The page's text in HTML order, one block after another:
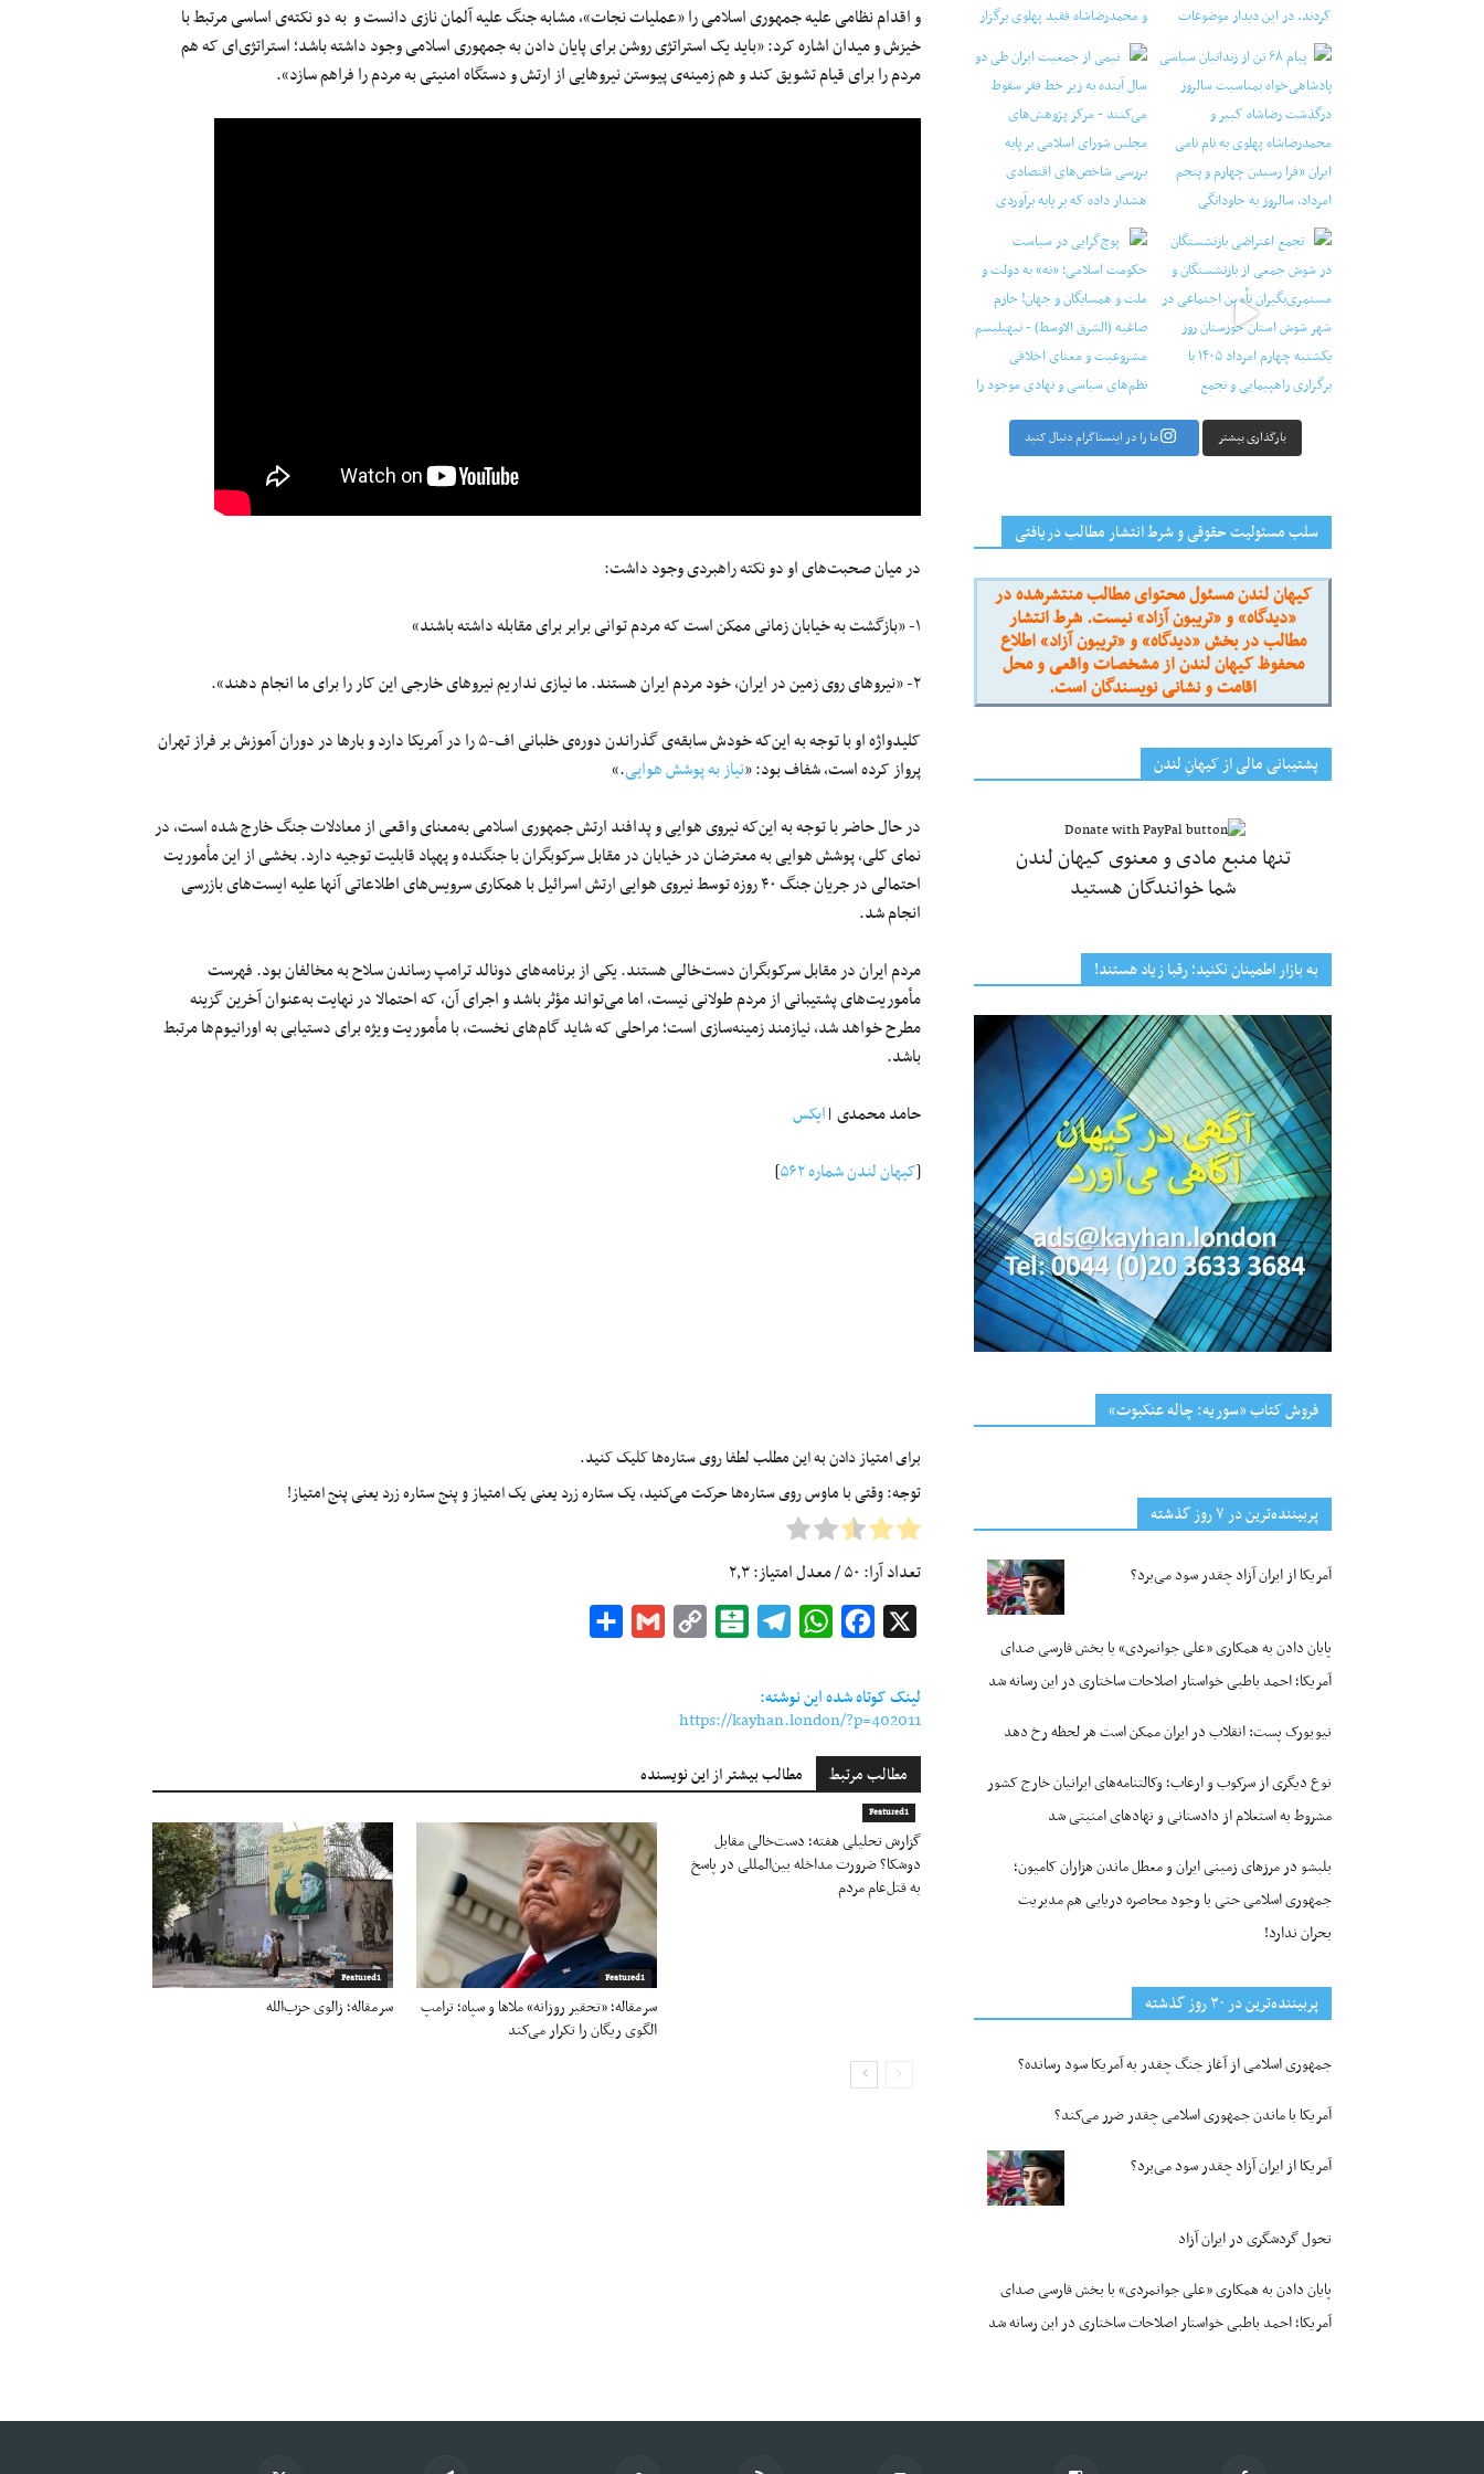
و اقدام نظامی علیه جمهوری اسلامی را «عملیات نجات»، مشابه جنگ علیه آلمان نازی دانست و به دو نکته‌ی اساسی مرتبط با
خیزش و میدان اشاره کرد: «باید یک استراتژی روشن برای پایان دادن به جمهوری اسلامی وجود داشته باشد؛ استراتژی‌ای که هم
مردم را برای قیام تشویق کند و هم زمینه‌ی پیوستن نیروهایی از ارتش و دستگاه امنیتی به مردم را فراهم سازد».
در میان صحبت‌های او دو نکته راهبردی وجود داشت:
۱- «بازگشت به خیابان زمانی ممکن است که مردم توانی برابر برای مقابله داشته باشند»
۲- «نیروهای روی زمین در ایران، خود مردم ایران هستند. ما نیازی نداریم نیروهای خارجی این کار را برای ما انجام دهند».
کلیدواژه او با توجه به این‌که خودش سابقه‌ی گذراندن دوره‌ی خلبانی اف-۵ را در آمریکا دارد و بارها در دوران آموزش بر فراز تهران
پرواز کرده است، شفاف بود: «نیاز به پوشش هوایی.»
در حال حاضر با توجه به این‌که نیروی هوایی و پدافند ارتش جمهوری اسلامی به‌معنای واقعی از معادلات جنگ خارج شده است، در
نمای کلی، پوشش هوایی به معترضان در خیابان در مقابل سرکوبگران با جنگنده و پهپاد قابلیت توجیه دارد. بخشی از این مأموریت
احتمالی در جریان جنگ ۴۰ روزه توسط نیروی هوایی ارتش اسرائیل با همکاری سرویس‌های اطلاعاتی آنها علیه ایست‌های بازرسی
انجام شد.
مردم ایران در مقابل سرکوبگران دست‌خالی هستند. یکی از برنامه‌های دونالد ترامپ رساندن سلاح به مخالفان بود. فهرست
مأموریت‌های پشتیبانی از مردم طولانی نیست، اما می‌تواند مؤثر باشد و اجرای آن، که احتمالا در نهایت به‌عنوان آخرین گزینه
مطرح خواهد شد، نیازمند زمینه‌سازی است؛ مراحلی که شاید گام‌های نخست، با مأموریت ویژه برای دستیابی به اورانیوم‌ها مرتبط
باشد.
حامد محمدی |ایکس
[کیهان لندن شماره ۵۶۲ ]
برای امتیاز دادن به این مطلب لطفا روی ستاره‌ها کلیک کنید.
توجه: وقتی با ماوس روی ستاره‌ها حرکت می‌کنید، یک ستاره زرد یعنی یک امتیاز و پنج ستاره زرد یعنی پنج امتیاز!
تعداد آرا: ۵۰/ معدل امتیاز:۲٫۳
Facebook
WhatsApp
Telegram
Balatarin
Copy
Gmail
لینک کوتاه شده این نوشته:
https://kayhan.london/?p=402011
مطالب مرتبط مطالب بیشتر از این نویسنده
Featured1
سرمقاله؛ زالوی حزب‌الله
Featured1
سرمقاله؛ «تحقیر روزانه» ملاها و سپاه؛ ترامپ
الگوی ریگان را تکرار می‌کند
Featured1
گزارش تحلیلی هفته؛ دست‌خالی مقابل
دوشکا؟ ضرورت مداخله بین‌المللی در پاسخ
به قتل‌عام مردم
‏‏‏ ‏‏ ‏ نیمی از جمعیت ایران طی دو سال آینده به ز
‏‏‏ ‏‏ ‏ پوچ‌گرایی در سیاست حکومت اسلامی؛ «نه» به
بارگذاری بیشتر ما را در اینستاگرام دنبال کنید
سلب مسئولیت حقوقی و شرط انتشار مطالب دریافتی
کیهان لندن مسئول محتوای مطالب منتشرشده در
«دیدگاه» و «تریبون آزاد» نیست. شرط انتشار
مطالب در بخش «دیدگاه» و «تریبون آزاد» اطلاع
محفوظ کیهان لندن از مشخصات واقعی و محل
اقامت و نشانی نویسندگان است.
پشتیبانی مالی از کیهانِ لندن
تنها منبع مادی و معنوی کیهان لندن
شما خوانندگان هستید
به بازار اطمینان نکنید؛ رقبا زیاد هستند!
فروش کتاب «سوریه: چاله عنکبوت»
پربیننده‌ترین‌ در ۷ روز گذشته
آمریکا از ایران آزاد چقدر سود می‌برد؟
پایان دادن به همکاری «علی جوانمردی» با بخش فارسی صدای
آمریکا؛ احمد باطبی خواستار اصلاحات ساختاری در این رسانه شد
نیویورک پست: انقلاب در ایران ممکن است هر لحظه رخ دهد
نوع دیگری از سرکوب و ارعاب؛ وکالتنامه‌های ایرانیان خارج کشور
مشروط به استعلام از دادستانی و نهادهای امنیتی شد
بلبشو در مرزهای زمینی ایران و معطل ماندن هزاران کامیون؛
جمهوری اسلامی حتی با وجود محاصره دریایی هم مدیریت
بحران ندارد!
پربیننده‌ترین‌ در ۳۰ روز گذشته
جمهوری اسلامی از آغاز جنگ چقدر به آمریکا سود رسانده؟
آمریکا با ماندن جمهوری اسلامی چقدر ضرر می‌کند؟
آمریکا از ایران آزاد چقدر سود می‌برد؟
تحول گردشگری در ایران آزاد
پایان دادن به همکاری «علی جوانمردی» با بخش فارسی صدای
آمریکا؛ احمد باطبی خواستار اصلاحات ساختاری در این رسانه شد